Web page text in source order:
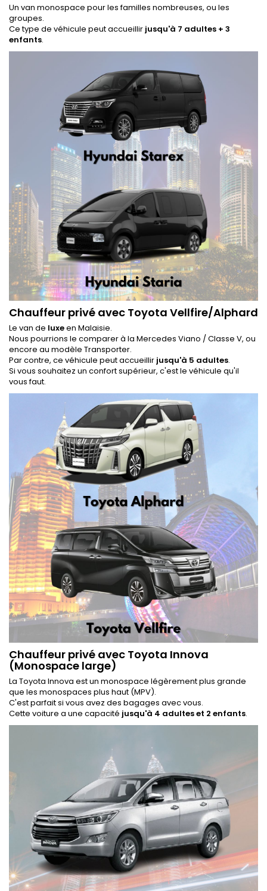
Un van monospace pour les familles nombreuses, ou les
groupes.
Ce type de véhicule peut accueillir jusqu'à 7 adultes + 3
enfants.
Chauffeur privé avec Toyota Vellfire/Alphard
Le van de luxeen Malaisie.
Nous pourrions le comparer à la Mercedes Viano / Classe V, ou
encore au modèle Transporter.
Par contre, ce véhicule peut accueillir jusqu'à 5 adultes.
Si vous souhaitez un confort supérieur, c'est le véhicule qu'il
vous faut.
Chauffeur privé avec Toyota Innova
(Monospace large)
La Toyota Innova est un monospace légèrement plus grande
que les monospaces plus haut (MPV).
C'est parfait si vous avez des bagages avec vous.
Cette voiture a une capacité jusqu'à 4 adultes et 2 enfants.